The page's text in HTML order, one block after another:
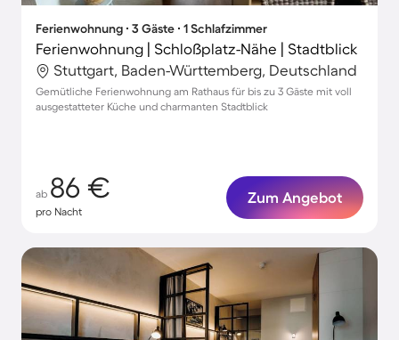
Ferienwohnung ∙ 3 Gäste ∙ 1 Schlafzimmer
Ferienwohnung | Schloßplatz-Nähe | Stadtblick
Stuttgart, Baden-Württemberg, Deutschland
Gemütliche Ferienwohnung am Rathaus für bis zu 3 Gäste mit voll
ausgestatteter Küche und charmanten Stadtblick
ab 86 €
pro Nacht
Zum Angebot